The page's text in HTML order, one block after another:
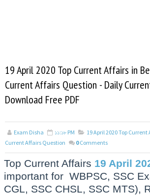
19 April 2020 Top Current Affairs in
Current Affairs Question - Daily
Download Free PDF
Exam Disha ১১:১৮ PM 19 April 2020 Top
Current Affairs Question
0 Comments
Top Current Affairs 19 April
important for WBPSC, SSC
CGL, SSC CHSL, SSC MTS),